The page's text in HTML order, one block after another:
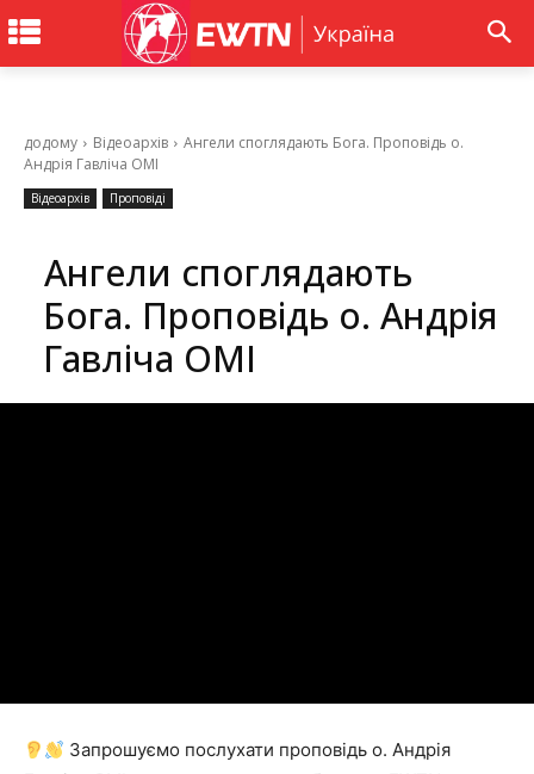
додому Відеоархів
Ангели споглядають Бога. Проповідь о.
Андрія Гавліча ОМІ
Відеоархів Проповіді
Ангели споглядають
Бога. Проповідь о. Андрія
Гавліча ОМІ
Запрошуємо послухати проповідь о. Андрія